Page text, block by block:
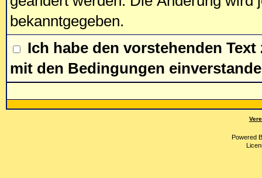
bekanntgegeben.
Ich habe den vorstehenden
mit den Bedingungen
Powered